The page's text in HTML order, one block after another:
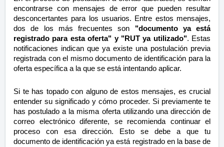
encontrarse con mensajes de error que pueden resultar
desconcertantes para los usuarios. Entre estos mensajes,
dos de los más frecuentes son "documento ya está
registrado para esta oferta" y "RUT ya utilizado". Estas
notificaciones indican que ya existe una postulación previa
registrada con el mismo documento de identificación para la
oferta específica a la que se está intentando aplicar.
Si te has topado con alguno de estos mensajes, es crucial
entender su significado y cómo proceder. Si previamente te
has postulado a la misma oferta utilizando una dirección de
correo electrónico diferente, se recomienda continuar el
proceso con esa dirección. Esto se debe a que tu
documento de identificación ya está registrado en la base de